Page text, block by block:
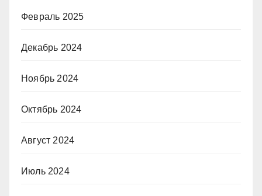
Февраль 2025
Декабрь 2024
Ноябрь 2024
Октябрь 2024
Август 2024
Июль 2024